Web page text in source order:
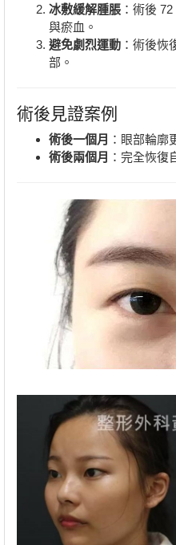
冰敷緩解腫脹 ：術後
與瘀血。
避免劇烈運動 ：術後恢
部。
術後見證案例
術後一個月 ：眼部輪廓
術後兩個月 ：完全恢復